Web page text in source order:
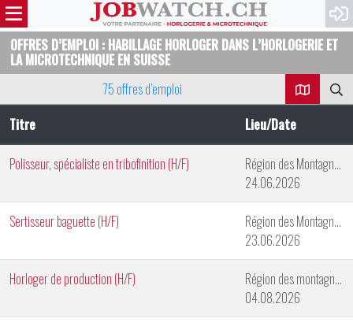
OFFRES D’EMPLOI : HABILLAGE HORLOGER DANS L’HORLOGERIE ET
LA MICROTECHNIQUE EN SUISSE
75 offres d’emploi
Titre
Lieu/Date
Polisseur, spécialiste en tribofinition (H/F)
Région des Montagnes Neuchâteloises
24.06.2026
Sertisseur baguette (H/F)
Région des Montagnes Neuchâteloises
23.06.2026
Horloger de production (H/F)
Région des montagnes neuchâteloises
04.08.2026